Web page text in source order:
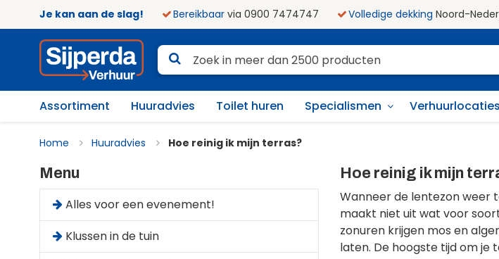
Je kan aan de slag! Bereikbaar via 0900 7474747 Volledige dekking Noord-
Assortiment Huuradvies Toilet huren Specialismen Verhuurlocaties
Home Huuradvies Hoe reinig ik mijn terras?
Hoe reinig ik mijn
Wanneer de lentezon weer
maakt niet uit wat voor
zonuren krijgen mos en
laten. De hoogste tijd om je
Menu
Alles voor een evenement!
Klussen in de tuin